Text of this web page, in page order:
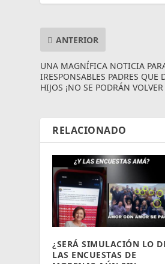
ANTERIOR
UNA MAGNÍFICA NOTICIA
IRESPONSABLES PADRES
HIJOS ¡NO SE PODRÁN
RELACIONADO
¿SERÁ SIMULACIÓN LO
LAS ENCUESTAS DE